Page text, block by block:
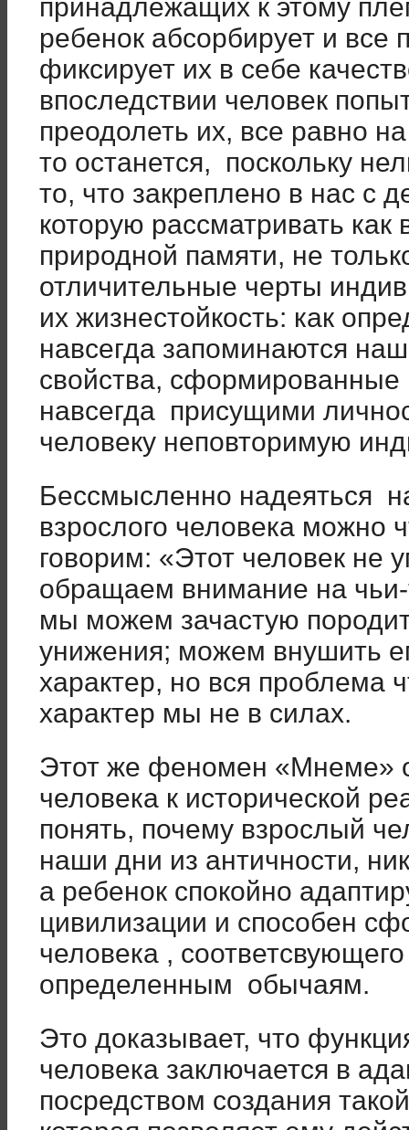
принадлежащих к этому
ребенок абсорбирует и все
фиксирует их в себе
впоследствии человек
преодолеть их, все равно
то останется, поскольку
то, что закреплено в нас с
которую рассматривать
природной памяти, не
отличительные черты
их жизнестойкость: как
навсегда запоминаются
свойства,
навсегда присущими
человеку неповторимую
Бессмысленно надеяться
взрослого человека можно
говорим: «Этот человек не
обращаем внимание на
мы можем зачастую
унижения; можем внушить
характер, но вся проблема
характер мы не в силах.
Этот же феномен «Мнеме»
человека к исторической
понять, почему взрослый
наши дни из античности,
а ребенок спокойно
цивилизации и способен
человека ,
определенным обычаям.
Это доказывает, что
человека заключается в
посредством создания